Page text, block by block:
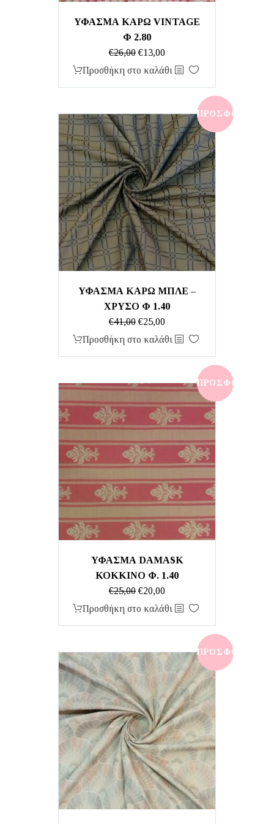
ΥΦΑΣΜΑ ΚΑΡΩ VINTAGE
Φ 2.80
€26,00 Original
price
€13,00Η
τρέχουσα
€13,00.
Προσθήκη στο καλάθι
ΠΡΟΣΦΟΡΆ!
ΎΦΑΣΜΑ ΚΑΡΩ ΜΠΛΕ –
ΧΡΥΣΟ Φ 1.40
€41,00 Original
price
€25,00Η
τρέχουσα
€25,00.
Προσθήκη στο καλάθι
ΠΡΟΣΦΟΡΆ!
ΥΦΑΣΜΑ DAMASK
ΚΟΚΚΙΝΟ Φ. 1.40
€25,00 Original
price
€20,00Η
τρέχουσα
€20,00.
Προσθήκη στο καλάθι
ΠΡΟΣΦΟΡΆ!